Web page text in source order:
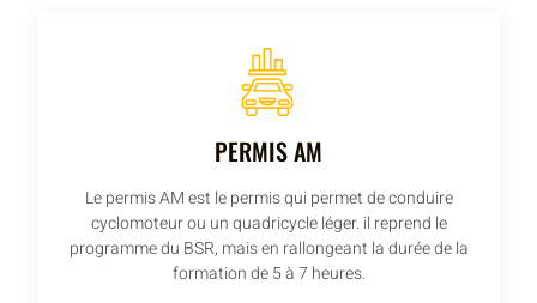
PERMIS AM
Le permis AM est le permis qui permet de conduire
cyclomoteur ou un quadricycle léger. il reprend le
programme du BSR, mais en rallongeant la durée de la
formation de 5 à 7 heures.